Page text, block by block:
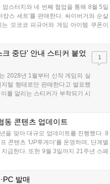
스터치와 네 번째 협업을 통해 8월 5일
스 세트'를 판매한다. 싸이버거와 순살
모코코 피규어와 게임 아이템 쿠폰이
로 구매 가능하며, 수익금은 사회 공헌
확인 가능하다....
중단' 안내 스티커 붙었
2028년 1월부터 신작 게임의 실
털 형태로만 판매한다고 발표했
를 알리는 스티커가 부착되기 시
용 가능합니다. 7월 31일 실적
다. 향후 지역별 유통 방식은 미
1
동 콘텐츠 업데이트
을 맞아 대규모 업데이트를 진행했다. 8
콘텐츠 'UP투게더'를 운영하며, 단계별
급한다. 또한 9월 3일까지 21주년 스페
지 등 다채로운 행사를 연다. 8월 9일까
8월 6일 오후 8시에는 공식 SOOP 채널
발매